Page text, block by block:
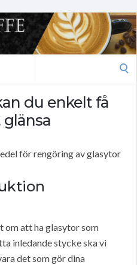
du enkelt få
för rengöring av glasytor
om att ha glasytor som
inledande stycke ska vi
det som gör dina